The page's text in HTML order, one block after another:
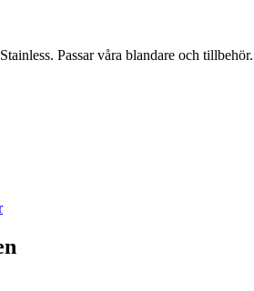
Passar våra blandare och